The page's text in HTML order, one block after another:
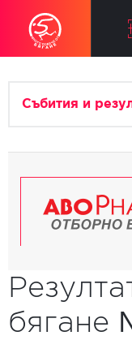
Събития и
бягане